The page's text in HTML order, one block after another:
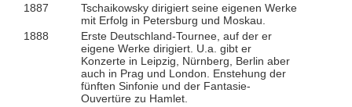
1887
Tschaikowsky dirigiert seine eigenen Werke
mit Erfolg in Petersburg und Moskau.
1888
Erste Deutschland-Tournee, auf der er
eigene Werke dirigiert. U.a. gibt er
Konzerte in Leipzig, Nürnberg, Berlin aber
auch in Prag und London. Enstehung der
fünften Sinfonie und der Fantasie-
Ouvertüre zu Hamlet.